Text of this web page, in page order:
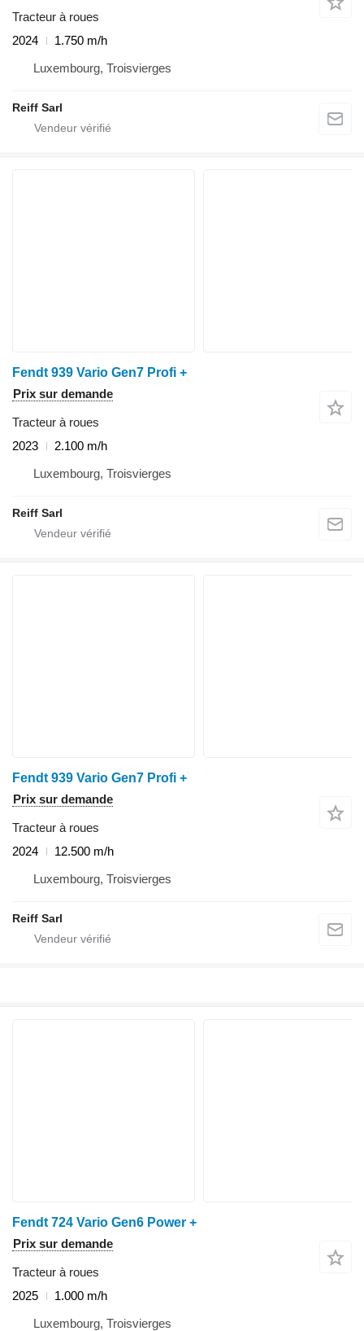
Tracteur à roues
2024
1.750 m/h
Luxembourg, Troisvierges
Reiff Sarl
Fendt 939 Vario Gen7 Profi +
Prix sur demande
Tracteur à roues
2023
2.100 m/h
Luxembourg, Troisvierges
Reiff Sarl
Fendt 939 Vario Gen7 Profi +
Prix sur demande
Tracteur à roues
2024
12.500 m/h
Luxembourg, Troisvierges
Reiff Sarl
Fendt 724 Vario Gen6 Power +
Prix sur demande
Tracteur à roues
2025
1.000 m/h
Luxembourg, Troisvierges